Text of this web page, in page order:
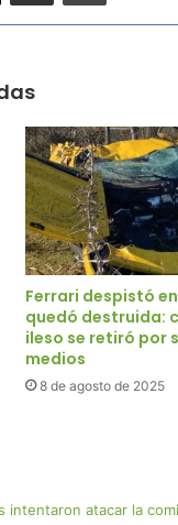
Ferrari despistó en
quedó destruida:
ileso se retiró por
medios
8 de agosto de 2025
intentaron atacar la